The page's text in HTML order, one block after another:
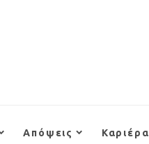
Απόψεις Καριέρα